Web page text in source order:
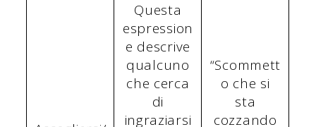
Questa
espression
e descrive
qualcuno
che cerca
di
ingraziarsi
“Scommett
o che si
sta
cozzando